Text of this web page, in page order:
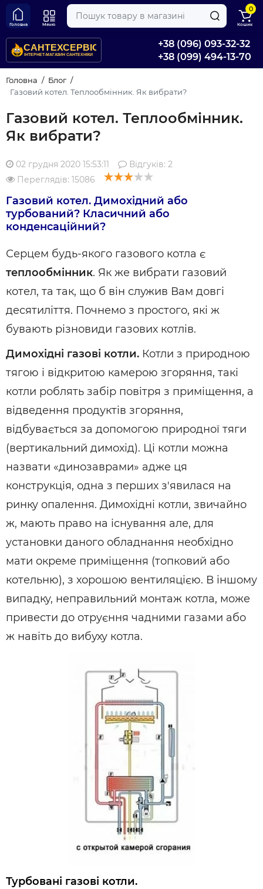
+38 (096) 093-32-32
+38 (099) 494-13-70
Головна Меню
0
Кошик
Головна
Блог
Газовий котел. Теплообмінник. Як вибрати?
Газовий котел. Теплообмінник.
Як вибрати?
02 грудня 2020 15:53:11 Відгуків: 2
Переглядів: 15086
Газовий котел. Димохідний або
турбований? Класичний або
конденсаційний?
Серцем будь-якого газового котла є
теплообмінник. Як же вибрати газовий
котел, та так, що б він служив Вам довгі
десятиліття. Почнемо з простого, які ж
бувають різновиди газових котлів.
Димохідні газові котли. Котли з природною
тягою і відкритою камерою згоряння, такі
котли роблять забір повітря з приміщення, а
відведення продуктів згоряння,
відбувається за допомогою природної тяги
(вертикальний димохід). Ці котли можна
назвати «динозаврами» адже ця
конструкція, одна з перших з'явилася на
ринку опалення. Димохідні котли, звичайно
ж, мають право на існування але, для
установки даного обладнання необхідно
мати окреме приміщення (топковий або
котельню), з хорошою вентиляцією. В іншому
випадку, неправильний монтаж котла, може
привести до отруєння чадними газами або
ж навіть до вибуху котла.
Турбовані газові котли.